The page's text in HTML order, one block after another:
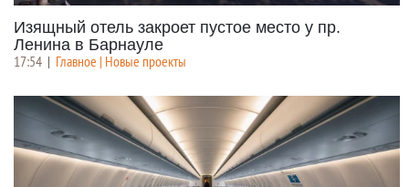
Изящный отель закроет пустое место у пр.
Ленина в Барнауле
17:54 | Главное | Новые проекты